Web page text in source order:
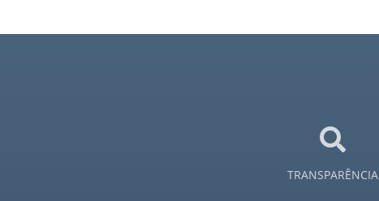
TRANSPARÊNCIA